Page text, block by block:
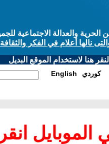
والعدالة الاجتماعية
نالها أعلام في الفكر والثقافة
هنا لاستخدام الموقع البديل
English كوردي
انقر